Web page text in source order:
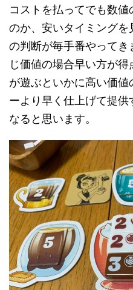
コストを払ってでも数値
のか、安いタイミング
の判断が毎手番やって
じ価値の場合早い方が
が遊ぶといかに高い価
ーより早く仕上げて提
なると思います。